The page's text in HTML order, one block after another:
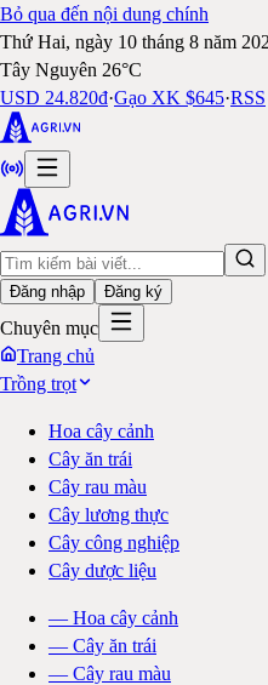
Bỏ qua đến nội dung chính
Thứ Hai, ngày 10 tháng 8 năm
Tây Nguyên 26°C
USD 24.820đ·Gạo XK $645·RSS
Đăng nhập Đăng ký
Chuyên mục
Trang chủ
Trồng trọt
Hoa cây cảnh
Cây ăn trái
Cây rau màu
Cây lương thực
Cây công nghiệp
Cây dược liệu
— Hoa cây cảnh
— Cây ăn trái
— Cây rau màu